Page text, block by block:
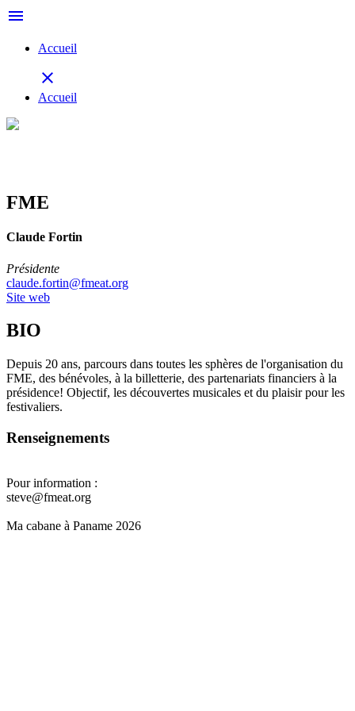
menu
Accueil
close
Accueil
FME
Claude Fortin
Présidente
claude.fortin@fmeat.org
Site web
BIO
Depuis 20 ans, parcours dans toutes les sphères de l'organisation du
FME, des bénévoles, à la billetterie, des partenariats financiers à la
présidence! Objectif, les découvertes musicales et du plaisir pour les
festivaliers.
Renseignements
Pour information :
steve@fmeat.org
Ma cabane à Paname 2026